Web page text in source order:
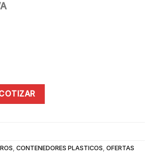
50 L CON PEDAL SOIN - GRIS quantity
CONTENEDORES PLASTICOS OFERTAS